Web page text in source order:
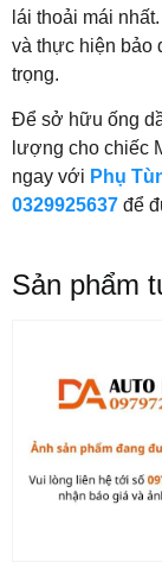
lái thoải mái
và thực hiện bảo
trọng.
Để sở hữu ống
lượng cho chiếc
ngay với Phụ
0329925637 để
Sản phẩm